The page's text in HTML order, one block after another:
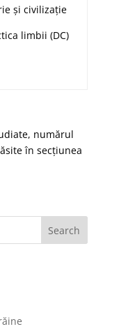
și civilizație
limbii (DC)
numărul
în secțiunea